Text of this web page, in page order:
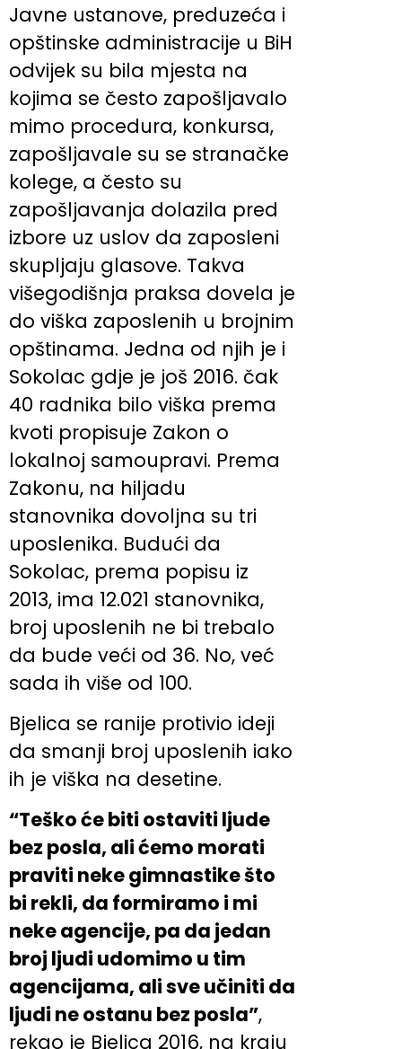
Javne ustanove, preduzeća i
opštinske administracije u BiH
odvijek su bila mjesta na
kojima se često zapošljavalo
mimo procedura, konkursa,
zapošljavale su se stranačke
kolege, a često su
zapošljavanja dolazila pred
izbore uz uslov da zaposleni
skupljaju glasove. Takva
višegodišnja praksa dovela je
do viška zaposlenih u brojnim
opštinama. Jedna od njih je i
Sokolac gdje je još 2016. čak
40 radnika bilo viška prema
kvoti propisuje Zakon o
lokalnoj samoupravi. Prema
Zakonu, na hiljadu
stanovnika dovoljna su tri
uposlenika. Budući da
Sokolac, prema popisu iz
2013, ima 12.021 stanovnika,
broj uposlenih ne bi trebalo
da bude veći od 36. No, već
sada ih više od 100.
Bjelica se ranije protivio ideji
da smanji broj uposlenih iako
ih je viška na desetine.
“Teško će biti ostaviti ljude
bez posla, ali ćemo morati
praviti neke gimnastike što
bi rekli, da formiramo i mi
neke agencije, pa da jedan
broj ljudi udomimo u tim
agencijama, ali sve učiniti da
ljudi ne ostanu bez posla”,
rekao je Bjelica 2016, na kraju